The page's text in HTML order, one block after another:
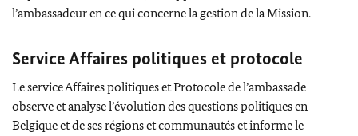
l’ambassadeur en ce qui concerne la gestion de la Mission.
Service Affaires politiques et protocole
Le service Affaires politiques et Protocole de l’ambassade
observe et analyse l’évolution des questions politiques en
Belgique et de ses régions et communautés et informe le